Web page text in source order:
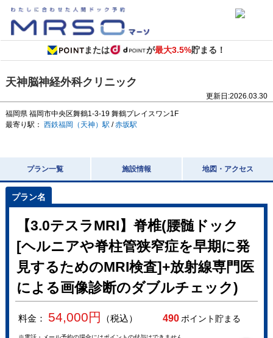
または が最大3.5%貯まる！
天神脳神経外科クリニック
更新日:2026.03.30
福岡県 福岡市中央区舞鶴1-3-19 舞鶴プレイスワン1F
最寄り駅： 西鉄福岡（天神）駅 /赤坂駅
プラン一覧 施設情報 地図・アクセス
【3.0テスラMRI】脊椎(腰髄ドック
[ヘルニアや脊柱管狭窄症を早期に発
見するためのMRI検査]+放射線専門医
による画像診断のダブルチェック)
料金： 54,000円 （税込） 490ポイント貯まる